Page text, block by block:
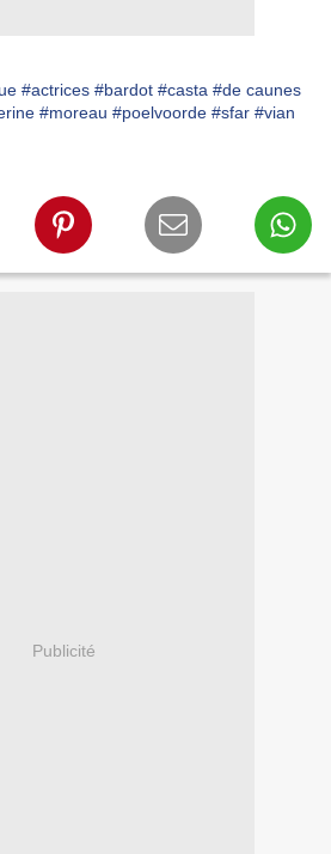
#actrices #bardot #casta #de caunes
#moreau #poelvoorde #sfar #vian
Publicité